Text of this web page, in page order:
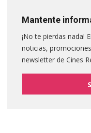
Mantente
¡No te pierdas nada!
noticias,
newsletter de Cines